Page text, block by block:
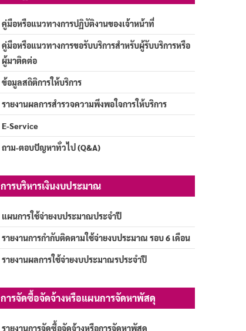
คู่มือหรือแนวทางการปฏิบัติงานของเจ้าหน้าที่
คู่มือหรือแนวทางการขอรับบริการสำหรับผู้รับบริการหรือ
ผู้มาติดต่อ
ข้อมูลสถิติการให้บริการ
รายงานผลการสำรวจความพึงพอใจการให้บริการ
E-Service
ถาม-ตอบปัญหาทั่วไป (Q&A)
การบริหารเงินงบประมาณ
แผนการใช้จ่ายงบประมาณประจำปี
รายงานการกำกับติดตามใช้จ่ายงบประมาณ รอบ 6 เดือน
รายงานผลการใช้จ่ายงบประมาณรประจำปี
การจัดซื้อจัดจ้างหรือแผนการจัดหาพัสดุ
รายงานการจัดซื้อจัดจ้างหรือการจัดหาพัสดุ